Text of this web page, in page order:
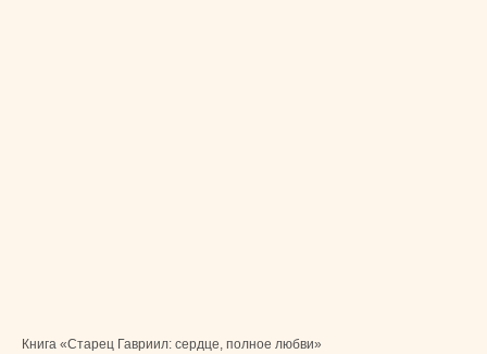
Книга «Старец Гавриил: сердце, полное любви»